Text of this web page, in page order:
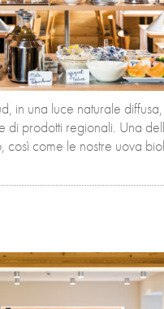
in una luce naturale
di prodotti regionali. Una
così come le nostre uova